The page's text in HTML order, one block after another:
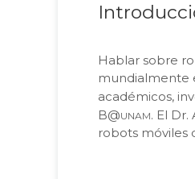
Hablar sobre
mundialmente
académicos,
B@unam. El Dr.
robots móviles